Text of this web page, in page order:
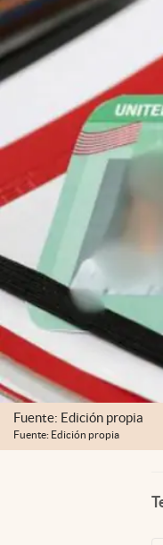
Fuente: Edición propia
Fuente: Edición propia